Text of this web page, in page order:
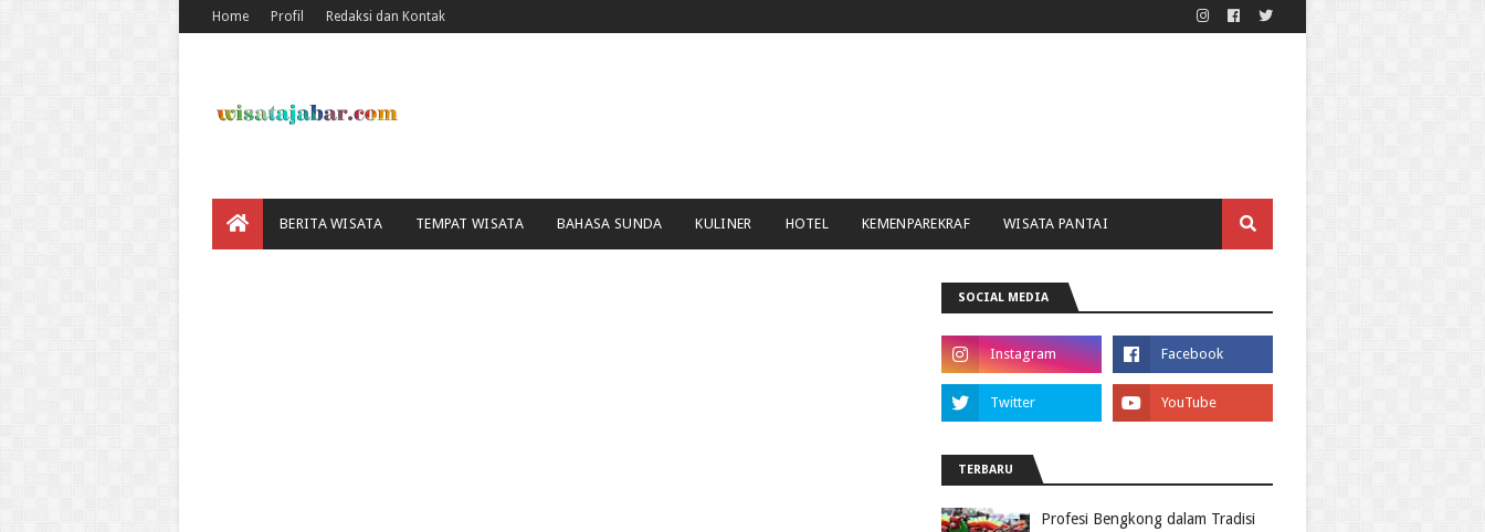
Home Profil Redaksi dan Kontak
BERITA WISATA TEMPAT WISATA BAHASA SUNDA KULINER HOTEL KEMENPAREKRAF WISATA PANTAI
SOCIAL MEDIA
TERBARU
Profesi Bengkong dalam Tradisi